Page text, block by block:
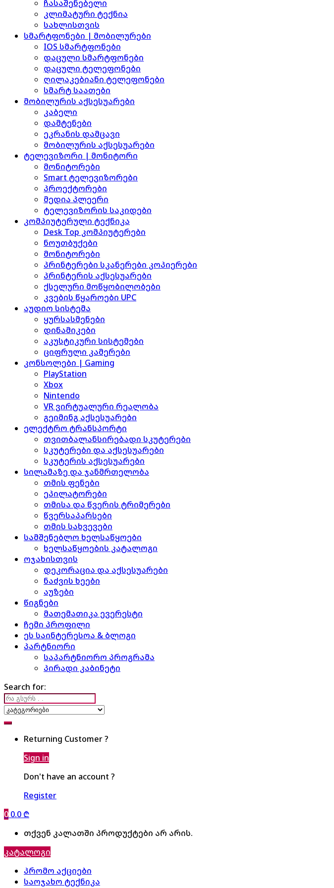
ჩასაშენებელი
კლიმატური ტექნია
სახლისთვის
სმარტფონები | მობილურები
IOS სმარტფონები
დაცული სმარტფონები
დაცული ტელეფონები
ღილაკებიანი ტელეფონები
სმარტ საათები
მობილურის აქსესუარები
კაბელი
დამტენები
ეკრანის დამცავი
მობილურის აქსესუარები
ტელევიზორი | მონიტორი
მონიტორები
Smart ტელევიზორები
პროექტორები
მედია პლეერი
ტელევიზორის საკიდები
კომპიუტერული ტექნიკა
Desk Top კომპიუტერები
ნოუთბუქები
მონიტორები
პრინტერები სკანერები კოპიერები
პრინტერის აქსესუარები
ქსელური მოწყობილობები
კვების წყაროები UPC
აუდიო სისტემა
ყურსასმენები
დინამიკები
აკუსტიკური სისტემები
ციფრული კამერები
კონსოლები | Gaming
PlayStation
Xbox
Nintendo
VR ვირტუალური რეალობა
გეიმინგ აქსესუარები
ელექტრო ტრანსპორტი
თვითბალანსირებადი სკუტერები
სკუტერები და აქსესუარები
სკუტერის აქსესუარები
სილამაზე და ჯანმრთელობა
თმის ფენები
ეპილატორები
თმისა და წვერის ტრიმერები
წვერსაპარსები
თმის სახვევები
სამშენებლო ხელსაწყოები
ხელსაწყოების კატალოგი
ოჯახისთვის
დეკორაცია და აქსესუარები
ნაძვის ხეები
აუზები
წიგნები
მათემათიკა ევერესტი
ჩემი პროფილი
ეს საინტერესოა & ბლოგი
პარტნიორი
საპარტნიორო პროგრამა
პირადი კაბინეტი
Search for:
Returning Customer ?
Sign in
Don't have an account ?
Register
0 0.0 ₾
თქვენ კალათში პროდუქტები არ არის.
კატალოგი
პრომო აქციები
საოჯახო ტექნიკა